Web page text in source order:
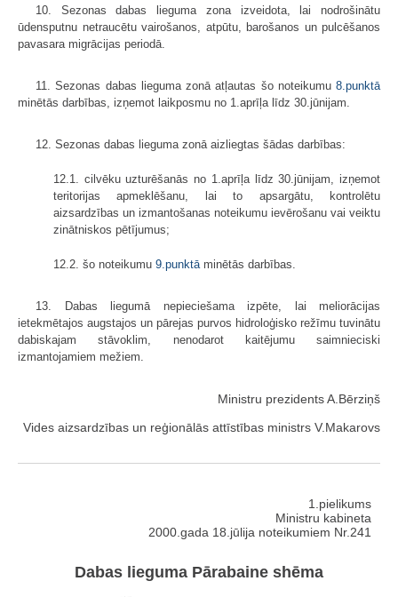
10. Sezonas dabas lieguma zona izveidota, lai nodrošinātu
ūdensputnu netraucētu vairošanos, atpūtu, barošanos un pulcēšanos
pavasara migrācijas periodā.
11. Sezonas dabas lieguma zonā atļautas šo noteikumu 8.punktā
minētās darbības, izņemot laikposmu no 1.aprīļa līdz 30.jūnijam.
12. Sezonas dabas lieguma zonā aizliegtas šādas darbības:
12.1. cilvēku uzturēšanās no 1.aprīļa līdz 30.jūnijam, izņemot
teritorijas apmeklēšanu, lai to apsargātu, kontrolētu
aizsardzības un izmantošanas noteikumu ievērošanu vai veiktu
zinātniskos pētījumus;
12.2. šo noteikumu 9.punktā minētās darbības.
13. Dabas liegumā nepieciešama izpēte, lai meliorācijas
ietekmētajos augstajos un pārejas purvos hidroloģisko režīmu tuvinātu
dabiskajam stāvoklim, nenodarot kaitējumu saimnieciski
izmantojamiem mežiem.
Ministru prezidents A.Bērziņš
Vides aizsardzības un reģionālās attīstības ministrs V.Makarovs
1.pielikums
Ministru kabineta
2000.gada 18.jūlija noteikumiem Nr.241
Dabas lieguma Pārabaine shēma